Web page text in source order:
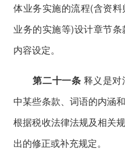
体业务实施的流程(含资
业务的实施等)设计章节
内容设定。
第二十一条 释义是对
中某些条款、词语的内涵
根据税收法律法规及相关
出的修正或补充规定。